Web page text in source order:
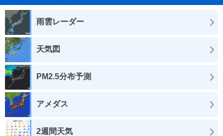
雨雲レーダー
天気図
PM2.5分布予測
アメダス
2週間天気